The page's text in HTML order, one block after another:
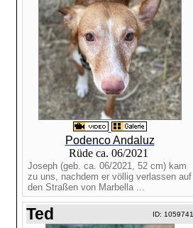
Podenco Andaluz
Rüde ca. 06/2021
Joseph (geb. ca. 06/2021, 52 cm) kam
zu uns, nachdem er völlig verlassen auf
den Straßen von Marbella ...
Ted ID: 1059741